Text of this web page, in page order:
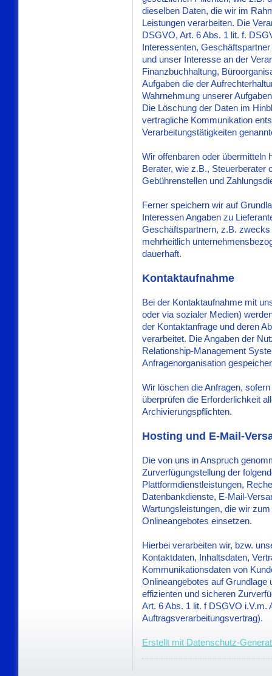
dieselben Daten, die wir im
Leistungen verarbeiten. Die
DSGVO, Art. 6 Abs. 1 lit. f.
Interessenten,
und unser Interesse an der
Finanzbuchhaltung,
Aufgaben die der
Wahrnehmung unserer
Die Löschung der Daten im
vertragliche Kommunikation
Verarbeitungstätigkeiten
Wir offenbaren oder übermitteln
Berater, wie z.B., Steuerberater
Gebührenstellen und
Ferner speichern wir auf
Interessen Angaben zu
Geschäftspartnern, z.B.
mehrheitlich
dauerhaft.
Kontaktaufnahme
Bei der Kontaktaufnahme mit
oder via sozialer Medien)
der Kontaktanfrage und deren
verarbeitet. Die Angaben der
Relationship-Management
Anfragenorganisation
Wir löschen die Anfragen,
überprüfen die Erforderlichkeit
Archivierungspflichten.
Hosting und E-Mail-
Die von uns in Anspruch
Zurverfügungstellung der
Plattformdienstleistungen,
Datenbankdienste, E-Mail-
Wartungsleistungen, die wir
Onlineangebotes einsetzen.
Hierbei verarbeiten wir, bzw.
Kontaktdaten, Inhaltsdaten,
Kommunikationsdaten von
Onlineangebotes auf
effizienten und sicheren
Art. 6 Abs. 1 lit. f DSGVO
Auftragsverarbeitungsvertrag).
Erstellt mit Datenschutz-